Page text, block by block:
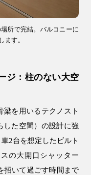
所で完結。バルコニーに
ます。
ジ：柱のない大空
梁を用いるテクノスト
した空間）の設計に強
2台を想定したビルト
の大開口シャッター
招いて過ごす時間まで